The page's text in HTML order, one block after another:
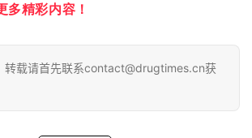
多精彩内容！
转载请首先联系contact@drugtimes.cn获